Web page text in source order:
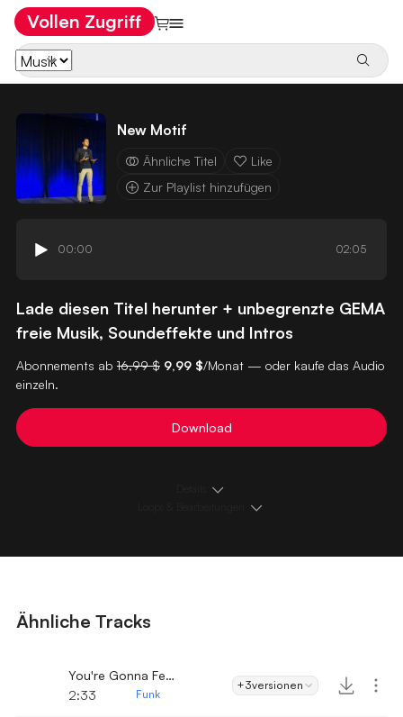
Vollen Zugriff
New Motif
Ähnliche Titel
Like
Zur Playlist hinzufügen
00:00 02:05
Lade diesen Titel herunter + unbegrenzte GEMA
freie Musik, Soundeffekte und Intros
Abonnements ab 16,99 $ 9,99 $/Monat — oder kaufe das Audio
einzeln.
Download
Ähnliche Tracks
You're Gonna Feel It
2:33
Funk
+3versionen